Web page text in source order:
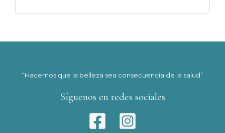
“Hacemos que la belleza sea consecuencia de la salud”
Síguenos en redes sociales